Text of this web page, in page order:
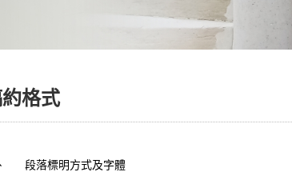
格式
段落標明方式及字體